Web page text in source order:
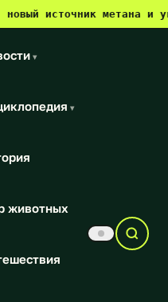
метана и угроза
▾
▾
животных